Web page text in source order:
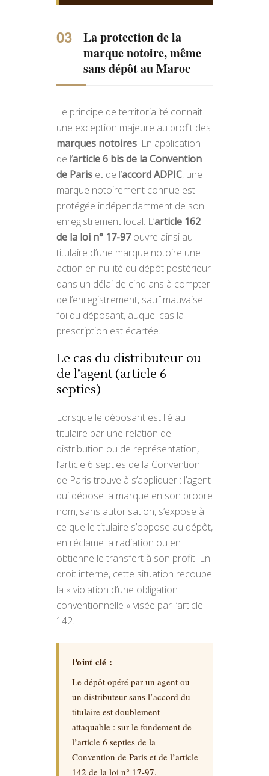
La protection de la
marque notoire, même
sans dépôt au Maroc
Le principe de territorialité connaît
une exception majeure au profit des
marques notoires. En application
de l’article 6 bis de la Convention
de Paris et de l’accord ADPIC, une
marque notoirement connue est
protégée indépendamment de son
enregistrement local. L’article 162
de la loi n° 17-97ouvre ainsi au
titulaire d’une marque notoire une
action en nullité du dépôt postérieur
dans un délai de cinq ans à compter
de l’enregistrement, sauf mauvaise
foi du déposant, auquel cas la
prescription est écartée.
Le cas du distributeur ou
de l’agent (article 6
septies)
Lorsque le déposant est lié au
titulaire par une relation de
distribution ou de représentation,
l’article 6 septies de la Convention
de Paris trouve à s’appliquer : l’agent
qui dépose la marque en son propre
nom, sans autorisation, s’expose à
ce que le titulaire s’oppose au dépôt,
en réclame la radiation ou en
obtienne le transfert à son profit. En
droit interne, cette situation recoupe
la « violation d’une obligation
conventionnelle » visée par l’article
142.
Point clé :
Le dépôt opéré par un agent ou
un distributeur sans l’accord du
titulaire est doublement
attaquable : sur le fondement de
l’article 6 septies de la
Convention de Paris et de l’article
142 de la loi n° 17-97.